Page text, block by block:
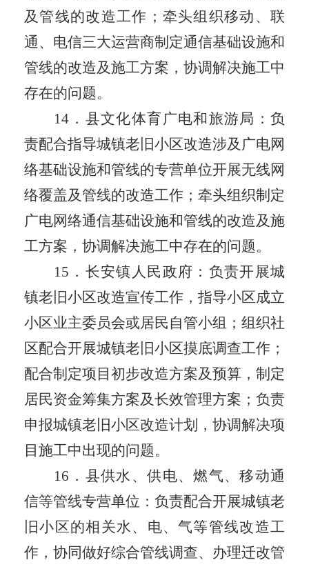
及管线的改造工作 ； 牵头组织移动、联
通、电信三大运营商制定通信基础设施和
管线的改造及施工方案 ， 协调解决施工中
存在的问题。
14 ． 县文化体育广电和旅游局：负
责配合指导城镇老旧小区改造涉及广电网
络基础设施和管线的专营单位开展无线网
络覆盖及管线的改造工作；牵头组织制定
广电网络通信基础设施和管线的改造及施
工方案，协调解决施工中存在的问题。
15 ． 长安镇 人民政府： 负责开展城
镇老旧小区改造宣传工作，指导小区成立
小区业主委员会或居民自管小组 ； 组织社
区配合开展城镇老旧小区摸底调查工作；
配合制定项目初步改造方案及预算，制定
居民资金筹集方案及长效管理方案；负责
申报城镇老旧小区改造计划，协调解决项
目施工中出现的问题。
16 ． 县供水、供电、燃气、移动通
信等管线专营单位：负责配合开展城镇老
旧小区的相关水、电、气等管线改造工
作，协同做好综合管线调查、办理迁改管